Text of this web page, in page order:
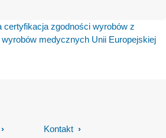
certyfikacja zgodności wyrobów z
medycznych Unii Europejskiej
Kontakt